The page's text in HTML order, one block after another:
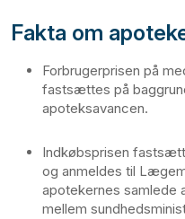
Fakta om
Forbrugerprisen på
fastsættes på
apoteksavancen.
Indkøbsprisen
og anmeldes til
apotekernes samlede
mellem